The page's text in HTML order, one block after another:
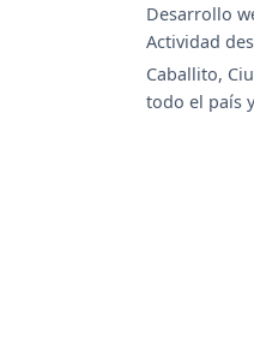
Desarrollo
Actividad
Caballito,
todo el país